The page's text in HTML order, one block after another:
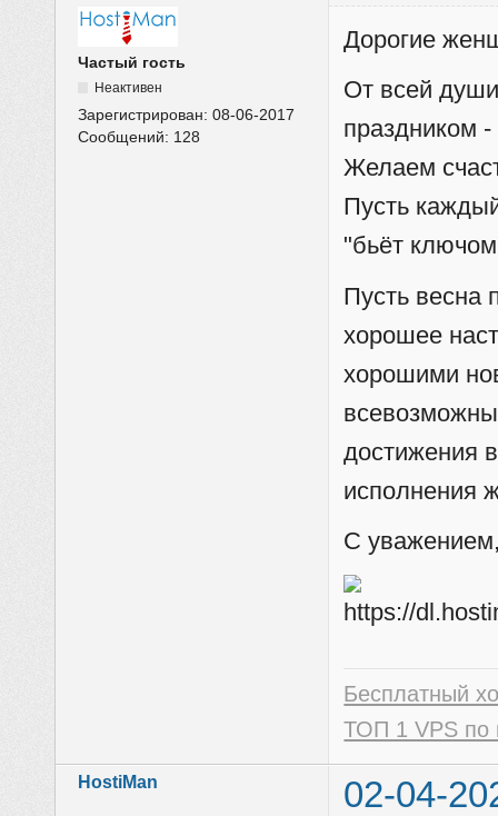
Частый гость
Неактивен
Зарегистрирован:08-06-2017
Сообщений: 128
Дорогие
От всей
праздником
Желаем
Пусть
"бьёт
Пусть весна
хорошее
хорошими
достижения
исполнения
С
Бесплатный
ТОП 1 VPS по
HostiMan 02-04-